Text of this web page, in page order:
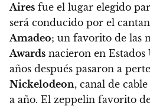
Aires fue el lugar elegido
será conducido por el
Amadeo; un favorito de las
Awards nacieron en Estados
años después pasaron a
Nickelodeon, canal de
a año. El zeppelin favorito